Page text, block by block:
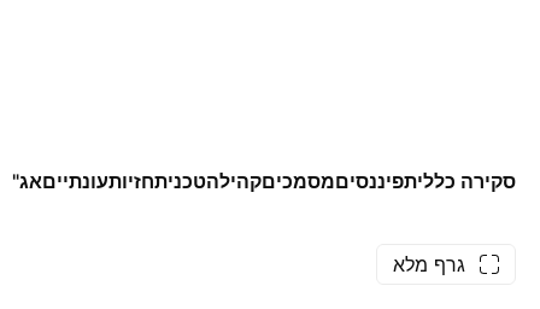
סקירה כלליתפיננסיםמסמכיםקהילהטכניתחזיותעונתייםאג"ח
גרף מלא